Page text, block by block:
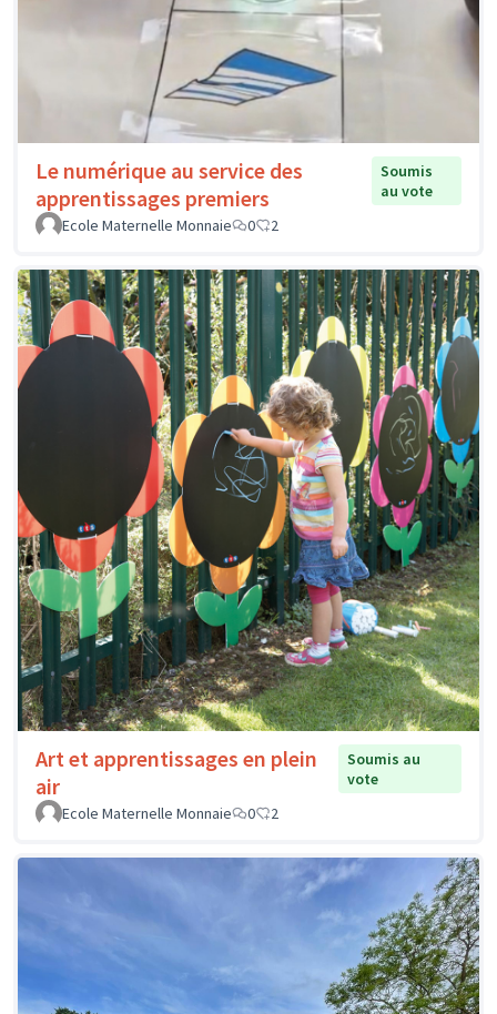
Le numérique au service des
apprentissages premiers
Soumis
au vote
Ecole Maternelle Monnaie
0 2
Art et apprentissages en plein
air
Soumis au
vote
Ecole Maternelle Monnaie
0 2